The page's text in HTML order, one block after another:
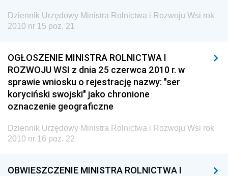
i Gospodarki Morskiej
Środowiska
Dziennik Urzędowy Ministra Środowiska
Dziennik Urzędowy Ministra Sportu i Turystyki
Dziennik Urzędowy Ministra Budownictwa i Przemysłu
Materiałów Budowlanych
Dziennik Urzędowy Ministra Rolnictwa i Rozwoju Wsi rok
2010 nr 15 poz. 21
OGŁOSZENIE MINISTRA ROLNICTWA I
ROZWOJU WSI z dnia 25 czerwca 2010 r. w
sprawie wniosku o rejestrację nazwy: "ser
koryciński swojski" jako chronione
oznaczenie geograficzne
Dziennik Urzędowy Ministra Rolnictwa i Rozwoju Wsi rok
2010 nr 16 poz. 22
OBWIESZCZENIE MINISTRA ROLNICTWA I